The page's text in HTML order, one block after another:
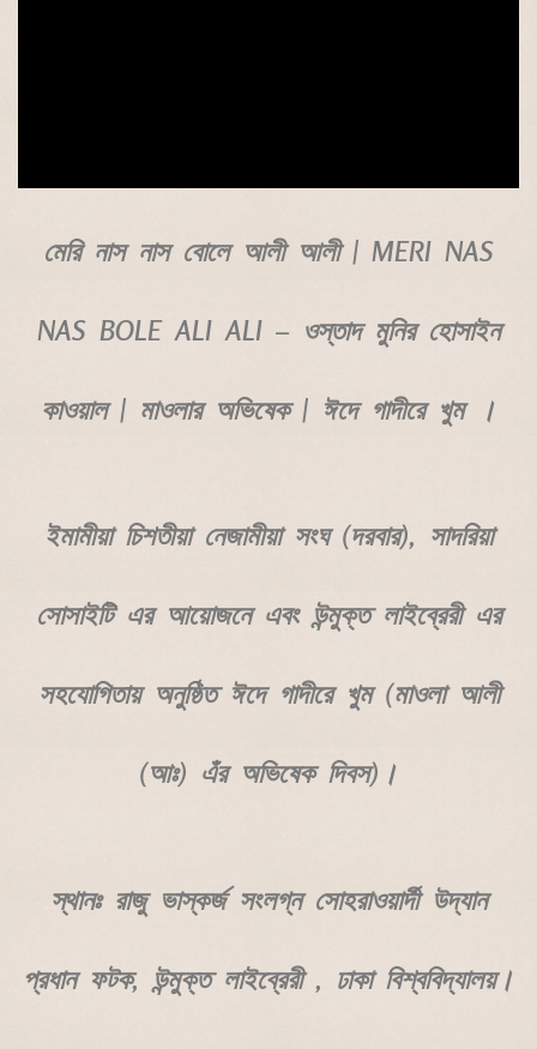
মেরি নাস নাস বোলে আলী আলী | MERI NAS
NAS BOLE ALI ALI – ওস্তাদ মুনির হোসাইন
কাওয়াল | মাওলার অভিষেক | ঈদে গাদীরে খুম ।
ইমামীয়া চিশতীয়া নেজামীয়া সংঘ (দরবার), সাদরিয়া
সোসাইটি এর আয়োজনে এবং উন্মুক্ত লাইব্রেরী এর
সহযোগিতায় অনুষ্ঠিত ঈদে গাদীরে খুম (মাওলা আলী
(আঃ) এঁর অভিষেক দিবস)।
স্থানঃ রাজু ভাস্কর্জ সংলগ্ন সোহরাওয়ার্দী উদ্যান
প্রধান ফটক, উন্মুক্ত লাইব্রেরী , ঢাকা বিশ্ববিদ্যালয়।